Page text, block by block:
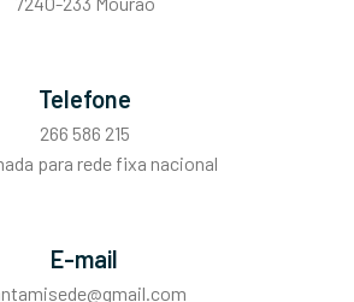
Telefone
266 586 215
para rede fixa nacional
E-mail